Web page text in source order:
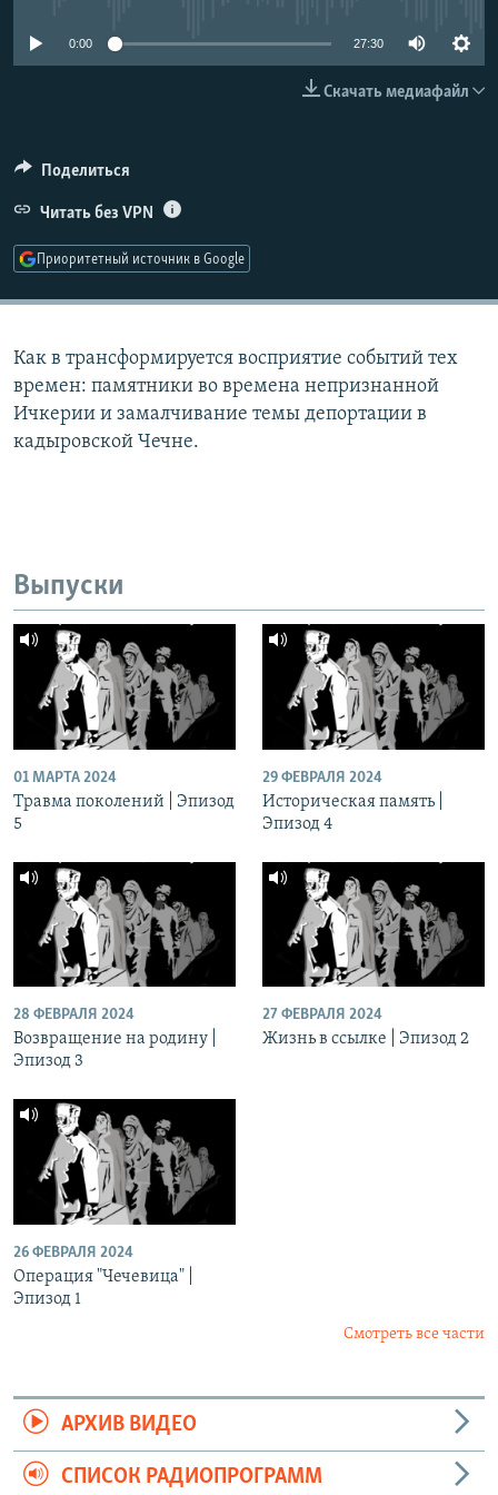
ПОДПИШИТЕСЬ НА РАССЫЛКУ
Все сайты РСЕ/РС
0:00 27:30
Скачать медиафайл
Поделиться
Читать без VPN
Приоритетный источник в Google
Как в трансформируется восприятие событий тех
времен: памятники во времена непризнанной
Ичкерии и замалчивание темы депортации в
кадыровской Чечне.
Выпуски
01 МАРТА 2024
Травма поколений | Эпизод
5
29 ФЕВРАЛЯ 2024
Историческая память |
Эпизод 4
28 ФЕВРАЛЯ 2024
Возвращение на родину |
Эпизод 3
27 ФЕВРАЛЯ 2024
Жизнь в ссылке | Эпизод 2
26 ФЕВРАЛЯ 2024
Операция "Чечевица" |
Эпизод 1
Смотреть все части
АРХИВ ВИДЕО
СПИСОК РАДИОПРОГРАММ